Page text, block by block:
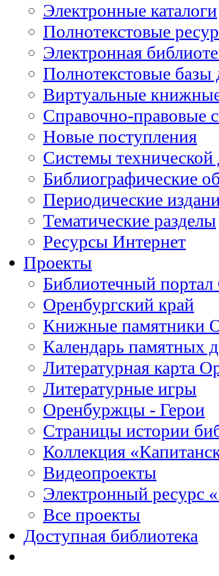
Электронные каталоги
Полнотекстовые
Электронная
Полнотекстовые
Виртуальные
Справочно-правовые
Новые поступления
Cистемы
Библиографические
Периодические
Тематические разделы
Ресурсы Интернет
Проекты
Библиотечный портал
Оренбургский край
Книжные памятники
Календарь памятных
Литературная карта
Литературные игры
Оренбуржцы - Герои
Страницы истории
Коллекция
Видеопроекты
Электронный ресурс
Все проекты
Доступная библиотека